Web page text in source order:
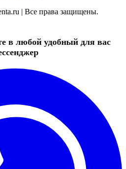
| Все права защищены.
в любой удобный для вас